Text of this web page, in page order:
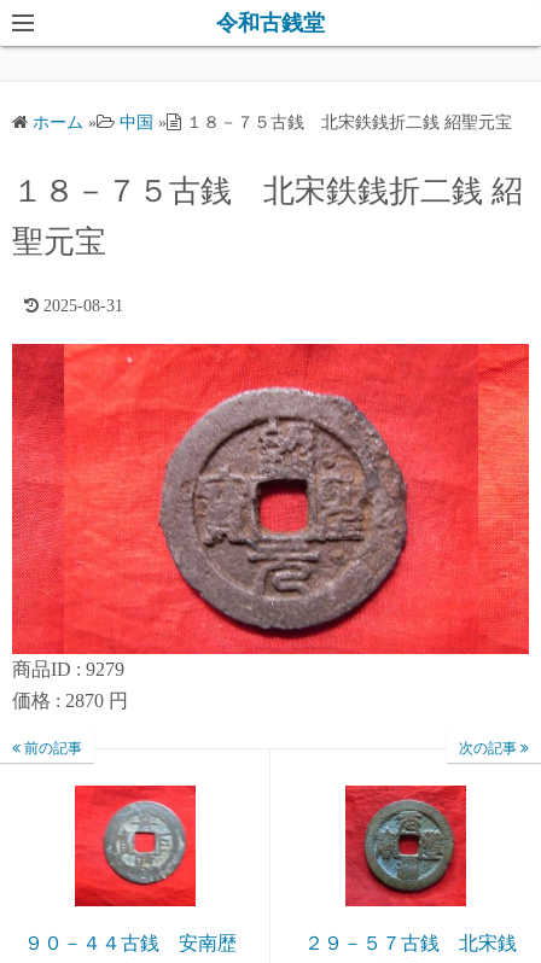
コ
ン
キ
令和古銭堂
ホーム » 中国 » １８－７５古銭 北宋鉄銭折二銭 紹聖元宝
１８－７５古銭 北宋鉄銭折二銭 紹
聖元宝
2025-08-31
商品ID : 9279
価格 : 2870 円
前の記事
９０－４４古銭 安南歴
次の記事
２９－５７古銭 北宋銭